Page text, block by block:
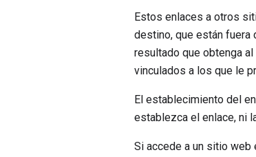
Estos enlaces a otros
destino, que están
resultado que obtenga
vinculados a los que le
El establecimiento del
establezca el enlace, ni
Si accede a un sitio